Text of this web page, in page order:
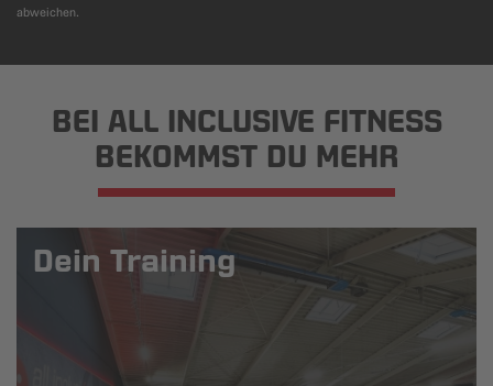
abweichen.
BEI ALL INCLUSIVE FITNESS
BEKOMMST DU MEHR
Dein Training